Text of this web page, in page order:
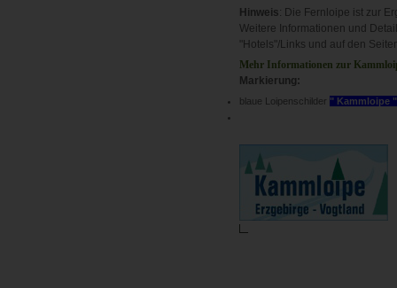
Hinweis: Die Fernloipe ist zur
Weitere Informationen und
"Hotels"/Links und auf den
Mehr Informationen zur
Markierung:
blaue Loipenschilder " Kammloipe "